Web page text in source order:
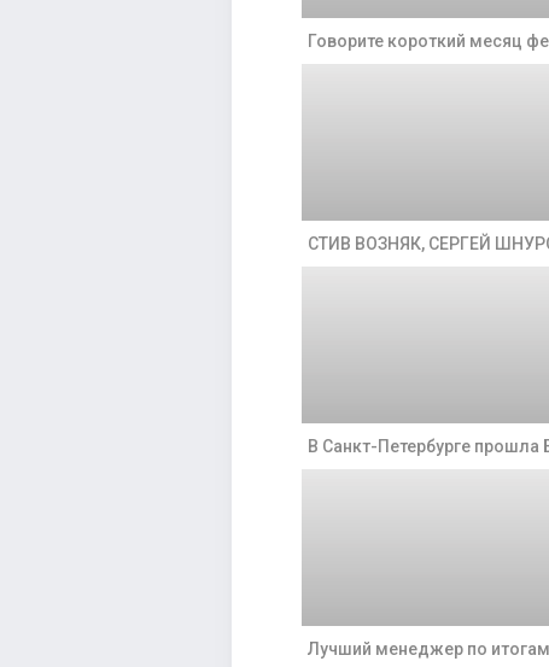
Говорите короткий месяц
СТИВ ВОЗНЯК, СЕРГЕЙ
В Санкт-Петербурге
Лучший менеджер по итогам